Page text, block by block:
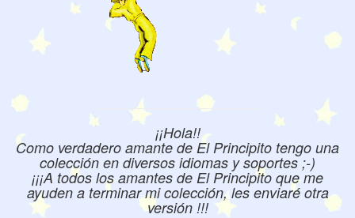
¡¡Hola!!
Como verdadero amante de El Principito tengo una
colección en diversos idiomas y soportes ;-)
¡¡¡A todos los amantes de El Principito que me
ayuden a terminar mi colección, les enviaré otra
versión !!!